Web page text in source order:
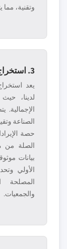
وتقنية،
3. استخراج البيانات وتحليل السوق
يعد
الصناعة
حصة
الصلة من
بيانات
الأولي
المصلحة
والجمعيات.